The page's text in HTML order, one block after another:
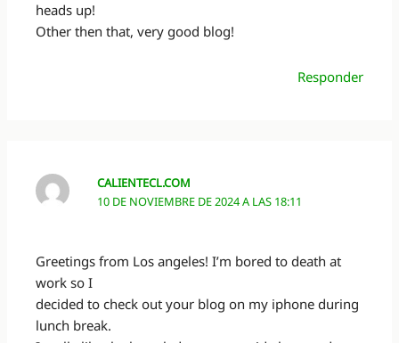
heads up!
Other then that, very good blog!
Responder
CALIENTECL.COM
10 DE NOVIEMBRE DE 2024 A LAS 18:11
Greetings from Los angeles! I’m bored to death at
work so I
decided to check out your blog on my iphone during
lunch break.